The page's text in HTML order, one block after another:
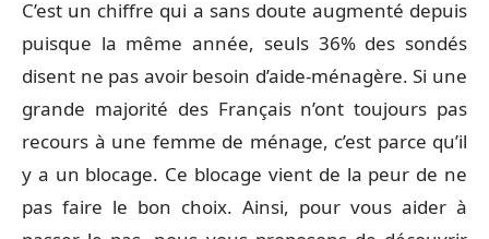
C’est un chiffre qui a sans doute augmenté depuis
puisque la même année, seuls 36% des sondés
disent ne pas avoir besoin d’aide-ménagère. Si une
grande majorité des Français n’ont toujours pas
recours à une femme de ménage, c’est parce qu’il
y a un blocage. Ce blocage vient de la peur de ne
pas faire le bon choix. Ainsi, pour vous aider à